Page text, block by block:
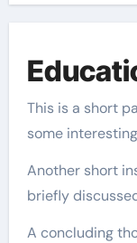
This is a short
some
Another short
briefly
A concluding